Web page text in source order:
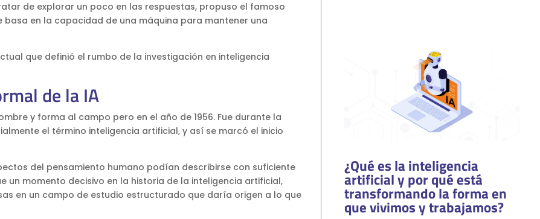
de explorar un poco en las respuestas, propuso el famoso
basa en la capacidad de una máquina para mantener una
que definió el rumbo de la investigación en inteligencia
de la IA
y forma al campo pero en el año de 1956. Fue durante la
el término inteligencia artificial, y así se marcó el inicio
del pensamiento humano podían describirse con suficiente
un momento decisivo en la historia de la inteligencia artificial,
en un campo de estudio estructurado que daría origen a lo que
¿Qué es la inteligencia
artificial y por qué está
transformando la forma en
que vivimos y trabajamos?